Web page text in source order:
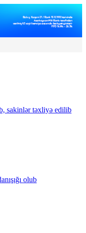
sakinlər təxliyə edilib
olub